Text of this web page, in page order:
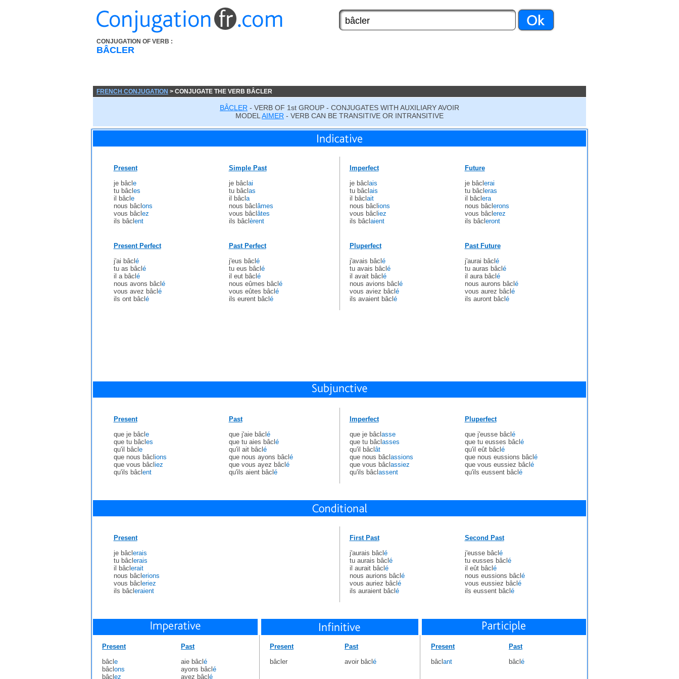
CONJUGATION OF VERB :
BÂCLER
FRENCH CONJUGATION > CONJUGATE THE VERB BÂCLER
BÂCLER - VERB OF 1st GROUP - CONJUGATES WITH AUXILIARY AVOIR
MODEL AIMER - VERB CAN BE TRANSITIVE OR INTRANSITIVE
Present
je bâcl e
tu bâcl es
il bâcl e
nous bâcl ons
vous bâcl ez
ils bâcl ent
Simple Past
je bâcl ai
tu bâcl as
il bâcl a
nous bâcl âmes
vous bâcl âtes
ils bâcl èrent
Present Perfect
j'ai bâcl é
tu as bâcl é
il a bâcl é
nous avons bâcl é
vous avez bâcl é
ils ont bâcl é
Past Perfect
j'eus bâcl é
tu eus bâcl é
il eut bâcl é
nous eûmes bâcl é
vous eûtes bâcl é
ils eurent bâcl é
Imperfect
je bâcl ais
tu bâcl ais
il bâcl ait
nous bâcl ions
vous bâcl iez
ils bâcl aient
Future
je bâcl erai
tu bâcl eras
il bâcl era
nous bâcl erons
vous bâcl erez
ils bâcl eront
Pluperfect
j'avais bâcl é
tu avais bâcl é
il avait bâcl é
nous avions bâcl é
vous aviez bâcl é
ils avaient bâcl é
Past Future
j'aurai bâcl é
tu auras bâcl é
il aura bâcl é
nous aurons bâcl é
vous aurez bâcl é
ils auront bâcl é
Present
que je bâcl e
que tu bâcl es
qu'il bâcl e
que nous bâcl ions
que vous bâcl iez
qu'ils bâcl ent
Past
que j'aie bâcl é
que tu aies bâcl é
qu'il ait bâcl é
que nous ayons bâcl é
que vous ayez bâcl é
qu'ils aient bâcl é
Imperfect
que je bâcl asse
que tu bâcl asses
qu'il bâcl ât
que nous bâcl assions
que vous bâcl assiez
qu'ils bâcl assent
Pluperfect
que j'eusse bâcl é
que tu eusses bâcl é
qu'il eût bâcl é
que nous eussions bâcl é
que vous eussiez bâcl é
qu'ils eussent bâcl é
Present
je bâcl erais
tu bâcl erais
il bâcl erait
nous bâcl erions
vous bâcl eriez
ils bâcl eraient
First Past
j'aurais bâcl é
tu aurais bâcl é
il aurait bâcl é
nous aurions bâcl é
vous auriez bâcl é
ils auraient bâcl é
Second Past
j'eusse bâcl é
tu eusses bâcl é
il eût bâcl é
nous eussions bâcl é
vous eussiez bâcl é
ils eussent bâcl é
Present
bâcl e
bâcl ons
bâcl ez
Past
aie bâcl é
ayons bâcl é
ayez bâcl é
Present
bâcler
Past
avoir bâcl é
Present
bâcl ant
Past
bâcl é